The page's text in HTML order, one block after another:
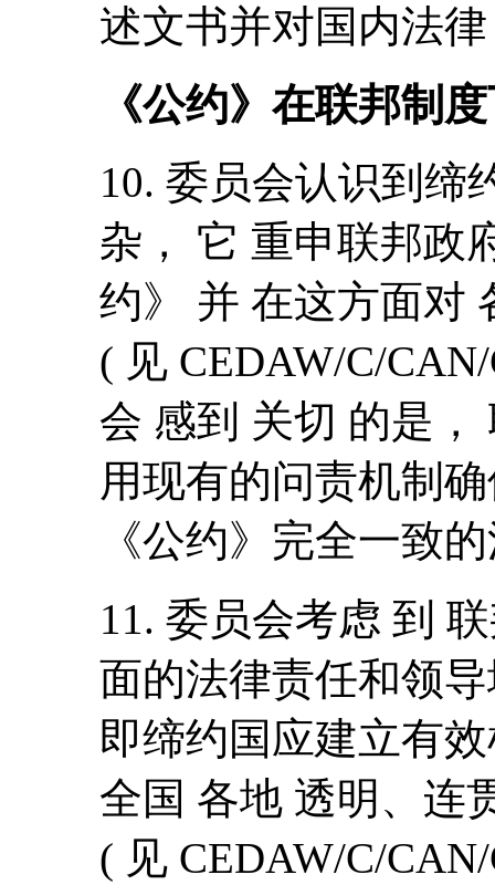
述文书并对国内法
《公约》在联邦制
10. 委员会认识到缔
杂， 它 重申联邦政
约》 并 在这方面对
( 见 CEDAW/C/
会 感到 关切 的是
用现有的问责机制
《公约》完全一致
11. 委员会考虑 到
面的法律责任和领
即缔约国应建立有
全国 各地 透明、连
( 见 CEDAW/C/